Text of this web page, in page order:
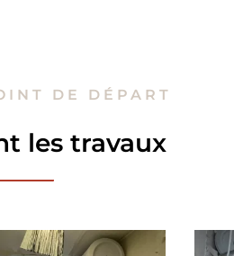
DE DÉPART
les travaux